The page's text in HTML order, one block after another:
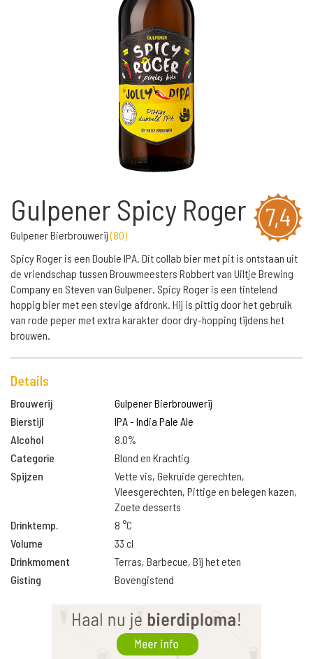
7,4
Gulpener Spicy Roger
Gulpener Bierbrouwerij(80)
Spicy Roger is een Double IPA. Dit collab bier met pit is ontstaan uit
de vriendschap tussen Brouwmeesters Robbert van Uiltje Brewing
Company en Steven van Gulpener. Spicy Roger is een tintelend
hoppig bier met een stevige afdronk. Hij is pittig door het gebruik
van rode peper met extra karakter door dry-hopping tijdens het
brouwen.
Details
Brouwerij
Gulpener Bierbrouwerij
Bierstijl
IPA - India Pale Ale
Alcohol
8.0%
Categorie
Blond en Krachtig
Spijzen
Vette vis, Gekruide gerechten,
Vleesgerechten, Pittige en belegen kazen,
Zoete desserts
Drinktemp.
8 °C
Volume
33 cl
Drinkmoment
Terras, Barbecue, Bij het eten
Gisting
Bovengistend